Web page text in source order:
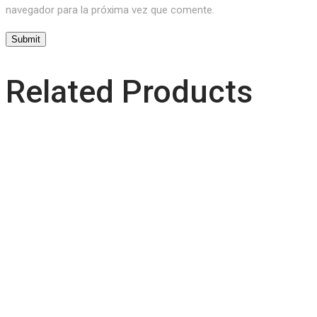
navegador para la próxima vez que comente.
Related Products